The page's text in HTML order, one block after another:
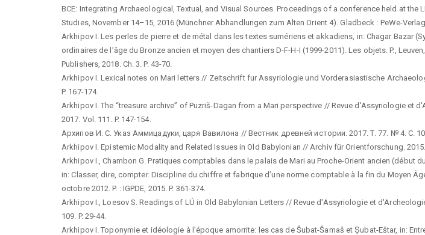
BCE: Integrating Archaeological, Textual, and Visual Sources. Proceedings of a conference held at the
Studies, November 14–15, 2016 (Münchner Abhandlungen zum Alten Orient 4). Gladbeck : PeWe-
Arkhipov I. Les perles de pierre et de métal dans les textes sumériens et akkadiens, in: Chagar Bazar
ordinaires de l’âge du Bronze ancien et moyen des chantiers D-F-H-I (1999-2011). Les objets. P.,
Publishers, 2018. Ch. 3. P. 43-70.
Arkhipov I. Lexical notes on Mari letters // Zeitschrift fur Assyriologie und Vorderasiastische
P. 167-174.
Arkhipov I. The “treasure archive” of Puzriš-Dagan from a Mari perspective // Revue d'Assyriologie et
2017. Vol. 111. P. 147-154.
Архипов И. С. Указ Аммицадуки, царя Вавилона // Вестник древней истории. 2017. Т. 77. № 4. С.
Arkhipov I. Epistemic Modality and Related Issues in Old Babylonian // Archiv für Orientforschung. 2015.
Arkhipov I., Chambon G. Pratiques comptables dans le palais de Mari au Proche-Orient ancien (début
in: Classer, dire, compter. Discipline du chiffre et fabrique d’une norme comptable à la fin du Moyen
octobre 2012. P. : IGPDE, 2015. P. 361-374.
Arkhipov I., Loesov S. Readings of LÚ in Old Babylonian Letters // Revue d'Assyriologie et
109. P. 29-44.
Arkhipov I. Toponymie et idéologie à l’époque amorrite: les cas de Šubat-Šamaš et Ṣubat-Eštar, in: